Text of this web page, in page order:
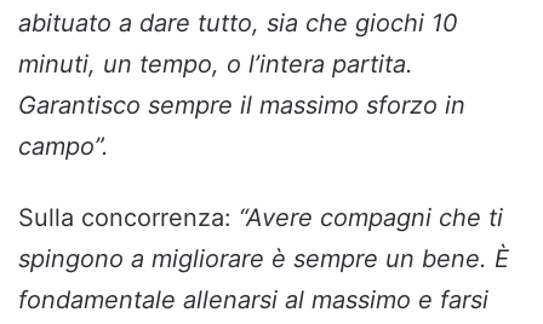
abituato a dare tutto, sia che giochi 10
minuti, un tempo, o l’intera partita.
Garantisco sempre il massimo sforzo in
campo”.
Sulla concorrenza: “Avere compagni che ti
spingono a migliorare è sempre un bene. È
fondamentale allenarsi al massimo e farsi